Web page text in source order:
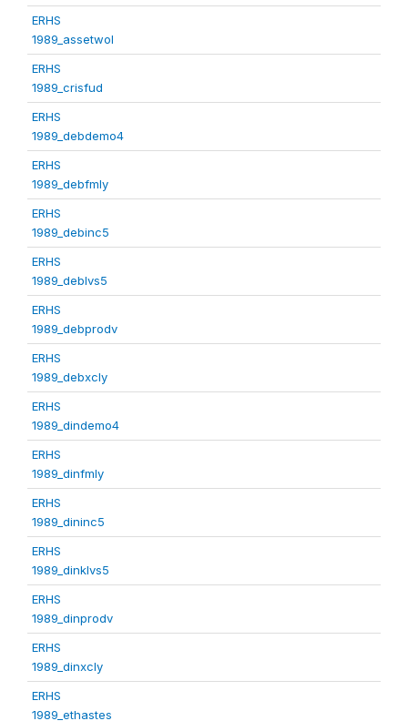
ERHS
1989_assetwol
ERHS
1989_crisfud
ERHS
1989_debdemo4
ERHS
1989_debfmly
ERHS
1989_debinc5
ERHS
1989_deblvs5
ERHS
1989_debprodv
ERHS
1989_debxcly
ERHS
1989_dindemo4
ERHS
1989_dinfmly
ERHS
1989_dininc5
ERHS
1989_dinklvs5
ERHS
1989_dinprodv
ERHS
1989_dinxcly
ERHS
1989_ethastes